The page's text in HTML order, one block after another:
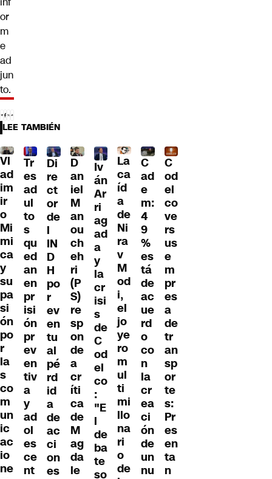
or
m
e
ad
jun
to.
LEE TAMBIÉN
Vl
ad
im
ir
o
Mi
mi
ca
y
su
pa
si
ón
po
r
la
s
co
m
un
ic
ac
io
ne
Tr
es
ad
ul
to
s
qu
ed
an
en
pr
isi
ón
pr
ev
en
tiv
a
y
ad
ol
es
ce
nt
Di
re
ct
or
de
l
IN
D
H
po
r
ev
en
tu
al
pé
rd
id
a
de
ac
ci
on
es
D
an
iel
M
an
ou
ch
eh
ri
(P
S)
re
sp
on
de
a
cr
íti
ca
de
M
ag
da
le
Iv
án
Ar
ri
ag
ad
a
y
la
cr
isi
s
de
C
od
el
co
:
"E
l
de
ba
te
so
La
ca
íd
a
de
Ni
ra
v
M
od
i,
el
jo
ye
ro
m
ul
ti
mi
llo
na
ri
o
de
C
ad
e
m:
4
9
%
es
tá
de
ac
ue
rd
o
co
n
la
cr
ea
ci
ón
de
un
nu
C
od
el
co
ve
rs
us
e
m
pr
es
a
de
tr
an
sp
or
te
s:
Pr
es
en
ta
n